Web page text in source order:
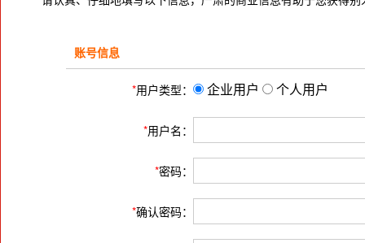
账号信息
*用户类型： 企业用户 个人用户
*用户名：
*密码：
*确认密码：